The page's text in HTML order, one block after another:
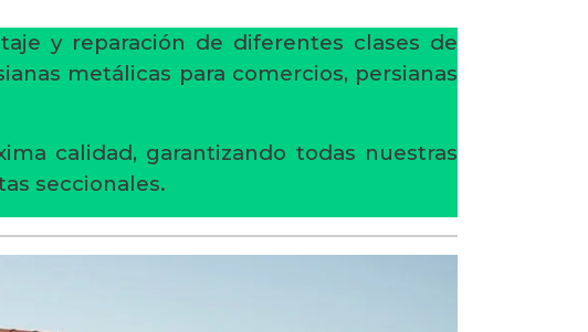
y reparación de diferentes clases de
metálicas para comercios, persianas
calidad, garantizando todas nuestras
seccionales.